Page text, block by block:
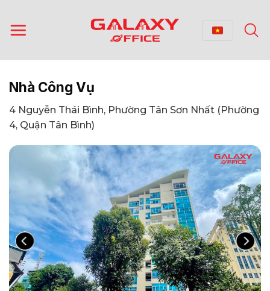
qua
nội
Nhà Công Vụ
4 Nguyễn Thái Bình, Phường Tân Sơn Nhất (Phường
4, Quận Tân Bình)